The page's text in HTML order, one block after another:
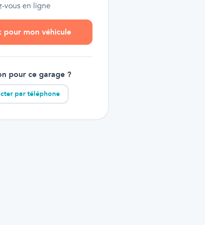
vous en ligne
pour mon véhicule
pour ce garage ?
par téléphone